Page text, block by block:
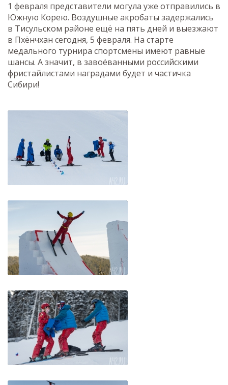
1 февраля представители могула уже отправились в
Южную Корею. Воздушные акробаты задержались
в Тисульском районе ещё на пять дней и выезжают
в Пхёнчхан сегодня, 5 февраля. На старте
медального турнира спортсмены имеют равные
шансы. А значит, в завоёванными российскими
фристайлистами наградами будет и частичка
Сибири!